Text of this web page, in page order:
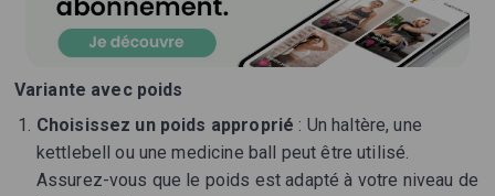
Variante avec poids
Choisissez un poids approprié : Un haltère, une
kettlebell ou une medicine ball peut être utilisé.
Assurez-vous que le poids est adapté à votre niveau de